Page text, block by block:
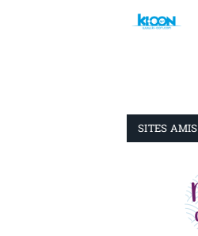
SITES AMIS